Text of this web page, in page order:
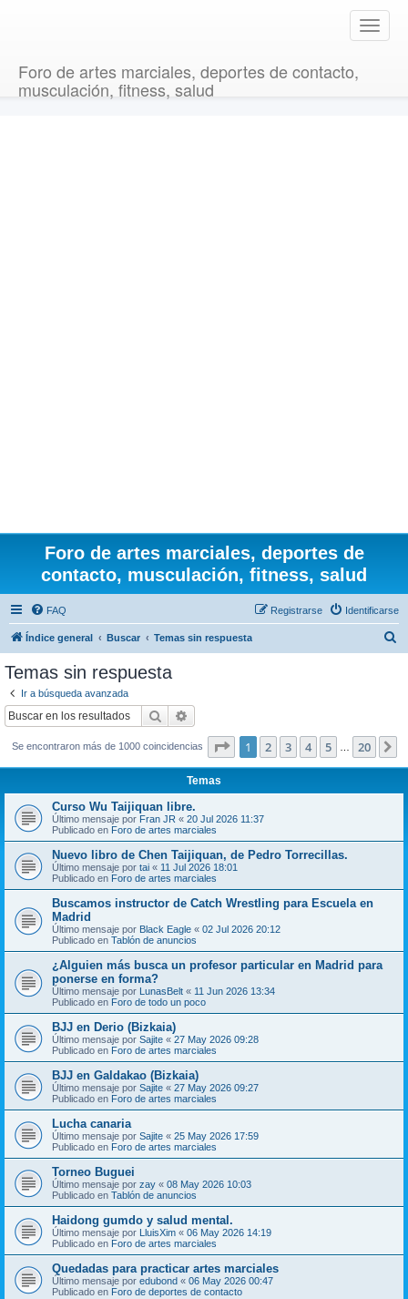
T
o
Foro de artes marciales, deportes de contacto,
musculación, fitness, salud
Foro de artes marciales, deportes de
contacto, musculación, fitness, salud
FAQ Identificarse
Registrarse
Índice general Buscar Temas sin respuesta
Temas sin respuesta
Ir a búsqueda avanzada
Buscar
Se encontraron más de 1000 coincidencias Página de 20
1 2 3 4 5 20
Temas
Curso Wu Taijiquan libre.
Último mensaje por Fran JR « 20 Jul 2026 11:37
Publicado en Foro de artes marciales
Nuevo libro de Chen Taijiquan, de Pedro Torrecillas.
Último mensaje por tai « 11 Jul 2026 18:01
Publicado en Foro de artes marciales
Buscamos instructor de Catch Wrestling para Escuela en
Madrid
Último mensaje por Black Eagle « 02 Jul 2026 20:12
Publicado en Tablón de anuncios
¿Alguien más busca un profesor particular en Madrid para
ponerse en forma?
Último mensaje por LunasBelt « 11 Jun 2026 13:34
Publicado en Foro de todo un poco
BJJ en Derio (Bizkaia)
Último mensaje por Sajite « 27 May 2026 09:28
Publicado en Foro de artes marciales
BJJ en Galdakao (Bizkaia)
Último mensaje por Sajite « 27 May 2026 09:27
Publicado en Foro de artes marciales
Lucha canaria
Último mensaje por Sajite « 25 May 2026 17:59
Publicado en Foro de artes marciales
Torneo Buguei
Último mensaje por zay « 08 May 2026 10:03
Publicado en Tablón de anuncios
Haidong gumdo y salud mental.
Último mensaje por LluisXim « 06 May 2026 14:19
Publicado en Foro de artes marciales
Quedadas para practicar artes marciales
Último mensaje por edubond « 06 May 2026 00:47
Publicado en Foro de deportes de contacto